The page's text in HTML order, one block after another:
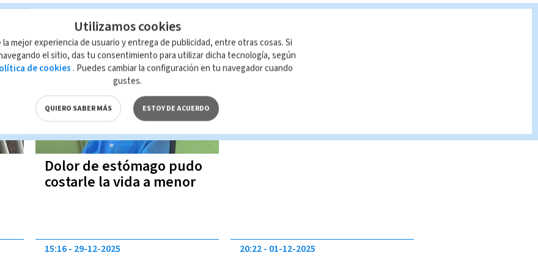
Dolor de estómago pudo
costarle la vida a menor
15:08 06-02-2026
15:16 29-12-2025 20:22 01-12-2025
Utilizamos cookies
mejor experiencia de usuario y entrega de publicidad, entre otras cosas. Si
el sitio, das tu consentimiento para utilizar dicha tecnología, según
de cookies . Puedes cambiar la configuración en tu navegador cuando
gustes.
QUIERO SABER MÁS ESTOY DE ACUERDO